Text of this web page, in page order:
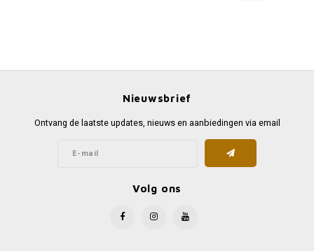
Nieuwsbrief
Ontvang de laatste updates, nieuws en aanbiedingen via email
Volg ons